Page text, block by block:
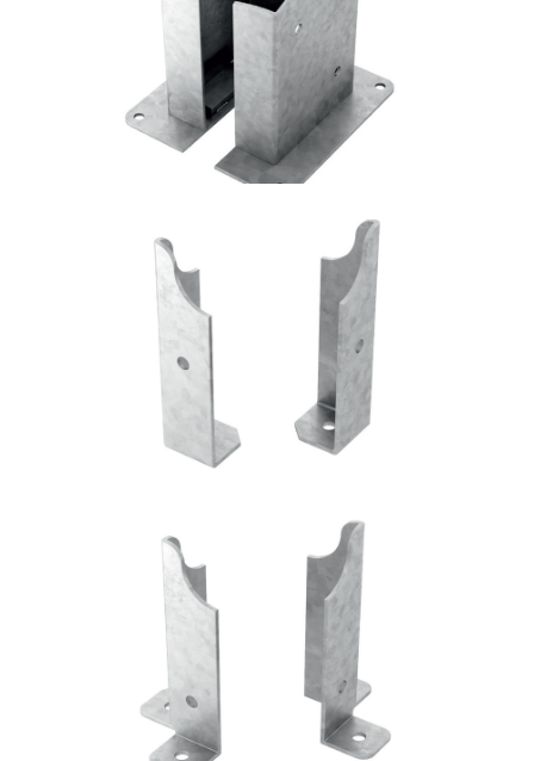
Portapilastro TYP FD20
ROTHOBLAAS
Portapilastro TYP FD50
Portapilastro TYP FD60